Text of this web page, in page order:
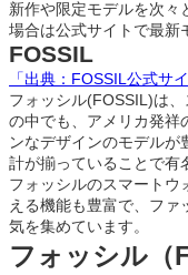
新作や限定モデルを次々
場合は公式サイトで最新
FOSSIL
「出典：FOSSIL公式サイ
フォッシル(FOSSIL)は
の中でも、アメリカ発祥
ンなデザインのモデル
計が揃っていることで有
フォッシルのスマートウ
える機能も豊富で、ファ
気を集めています。
フォッシル（